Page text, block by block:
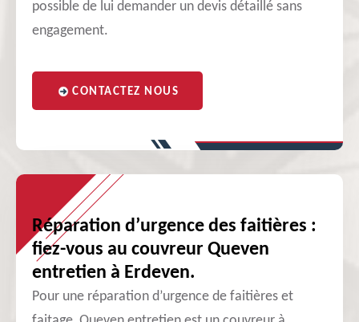
possible de lui demander un devis détaillé sans
engagement.
CONTACTEZ NOUS
Réparation d’urgence des faitières :
fiez-vous au couvreur Queven
entretien à Erdeven.
Pour une réparation d’urgence de faitières et